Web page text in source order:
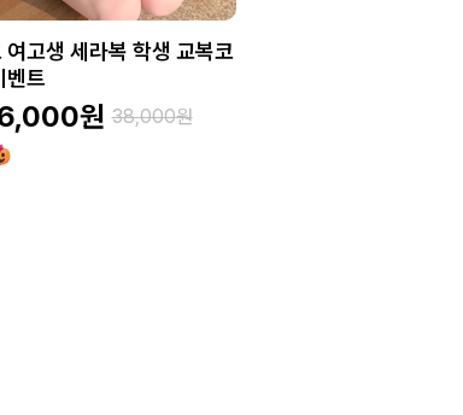
여고생 세라복 학생 교복코
벤트
원 38,000원